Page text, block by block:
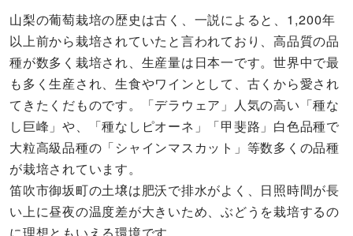
山梨の葡萄栽培の歴史は古く、一説によると、1,200年
以上前から栽培されていたと言われており、高品質の品
種が数多く栽培され、生産量は日本一です。世界中で最
も多く生産され、生食やワインとして、古くから愛され
てきたくだものです。「デラウェア」人気の高い「種な
し巨峰」や、「種なしピオーネ」「甲斐路」白色品種で
大粒高級品種の「シャインマスカット」等数多くの品種
が栽培されています。
笛吹市御坂町の土壌は肥沃で排水がよく、日照時間が長
い上に昼夜の温度差が大きいため、ぶどうを栽培するの
に理想ともいえる環境です。